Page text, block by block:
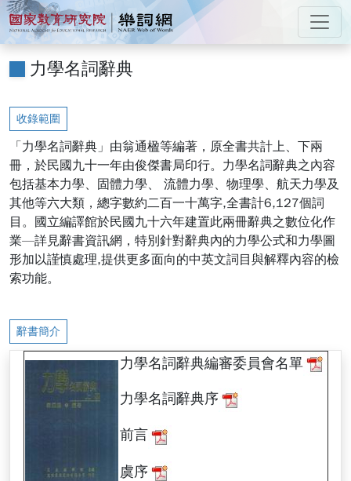
跳到主要內容
:::
國家教育研究院 樂詞網
力學名詞辭典
收錄範圍
「力學名詞辭典」由翁通楹等編著，原全書共計上、下兩
冊，於民國九十一年由俊傑書局印行。力學名詞辭典之內容
包括基本力學、固體力學、 流體力學、物理學、航天力學及
其他等六大類，總字數約二百一十萬字,全書計6,127個詞
目。國立編譯館於民國九十六年建置此兩冊辭典之數位化作
業—詳見辭書資訊網，特別針對辭典內的力學公式和力學圖
形加以謹慎處理,提供更多面向的中英文詞目與解釋內容的檢
索功能。
辭書簡介
力學名詞辭典編審委員會名單
力學名詞辭典序
前言
虞序